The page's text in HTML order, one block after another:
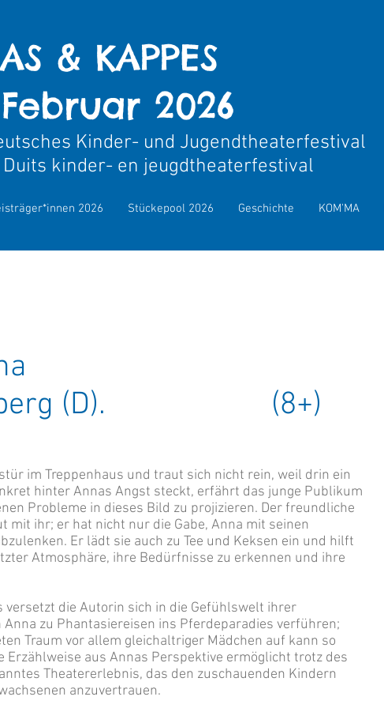
& KAPPES
2026
Kinder- und Jugendtheaterfestival
Duits kinder- en jeugdtheaterfestival
und Jugendtheater Duisburg
2026 Stückepool 2026 Geschichte KOM'MA
(D). (8+)
im Treppenhaus und traut sich nicht rein, weil drin ein
hinter Annas Angst steckt, erfährt das junge Publikum
Probleme in dieses Bild zu projizieren. Der freundliche
mit ihr; er hat nicht nur die Gabe, Anna mit seinen
Er lädt sie auch zu Tee und Keksen ein und hilft
Atmosphäre, ihre Bedürfnisse zu erkennen und ihre
zu bekommen.
die Autorin sich in die Gefühlswelt ihrer
zu Phantasiereisen ins Pferdeparadies verführen;
Traum vor allem gleichaltriger Mädchen auf kann so
Erzählweise aus Annas Perspektive ermöglicht trotz des
Theatererlebnis, das den zuschauenden Kindern
anzuvertrauen.